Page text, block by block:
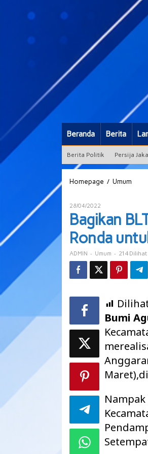
Beranda Berita
Berita Politik Persija
Homepage / Umum
Fatra
untuk
Ronda
untuk
28/04/2022
ADMIN
Bagikan
Ronda
ADMIN - Umum - 214 Dilihat
Bumi